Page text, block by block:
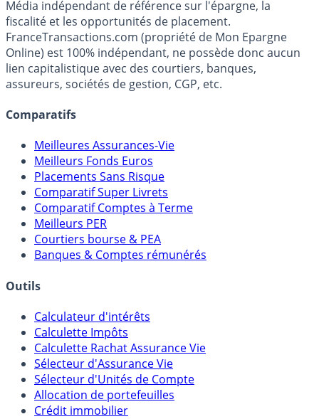
Média indépendant de référence sur l'épargne, la
fiscalité et les opportunités de placement.
FranceTransactions.com (propriété de Mon Epargne
Online) est 100% indépendant, ne possède donc aucun
lien capitalistique avec des courtiers, banques,
assureurs, sociétés de gestion, CGP, etc.
Comparatifs
Meilleures Assurances-Vie
Meilleurs Fonds Euros
Placements Sans Risque
Comparatif Super Livrets
Comparatif Comptes à Terme
Meilleurs PER
Courtiers bourse & PEA
Banques & Comptes rémunérés
Outils
Calculateur d'intérêts
Calculette Impôts
Calculette Rachat Assurance Vie
Sélecteur d'Assurance Vie
Sélecteur d'Unités de Compte
Allocation de portefeuilles
Crédit immobilier